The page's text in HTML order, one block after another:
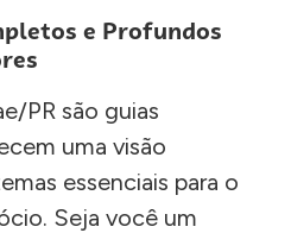
e Profundos
PR são guias
uma visão
essenciais para o
Seja você um